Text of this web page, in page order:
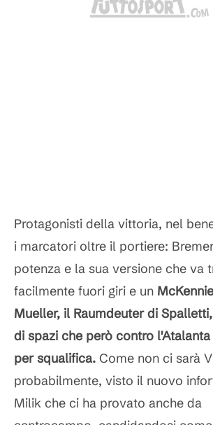
Protagonisti della vittoria, nel
i marcatori oltre il portiere:
potenza e la sua versione che va
facilmente fuori giri e un
Mueller, il Raumdeuter di
di spazi che però contro
per squalifica. Come non ci sarà
probabilmente, visto il nuovo
Milik che ci ha provato anche da